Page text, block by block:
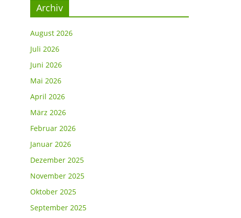
Archiv
August 2026
Juli 2026
Juni 2026
Mai 2026
April 2026
März 2026
Februar 2026
Januar 2026
Dezember 2025
November 2025
Oktober 2025
September 2025